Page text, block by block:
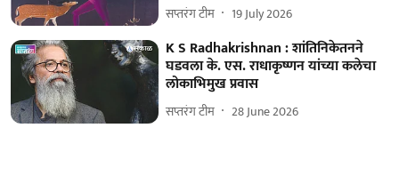
सप्तरंग टीम 19 July 2026
K S Radhakrishnan : शांतिनिकेतनने
घडवला के. एस. राधाकृष्णन यांच्या कलेचा
लोकाभिमुख प्रवास
सप्तरंग टीम 28 June 2026